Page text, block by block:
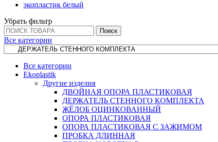
экопластик белый
Убрать фильтр
Поиск
Все категории
Все категории
Ekoplastik
Другие изделия
ДВОЙНАЯ ОПОРА ПЛАСТИКОВАЯ
ДЕРЖАТЕЛЬ СТЕННОГО КОМПЛЕКТА
ЖЁЛОБ ОЦИНКОВАННЫЙ
ОПОРА ПЛАСТИКОВАЯ
ОПОРА ПЛАСТИКОВАЯ С ЗАЖИМОМ
ПРОБКА ДЛИННАЯ